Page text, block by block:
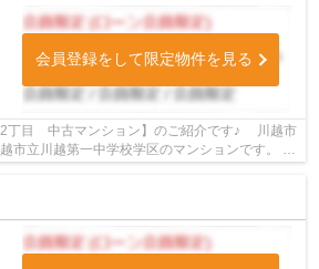
会員登録をして限定物件を見る
2丁目 中古マンション】のご紹介です♪ 川越市
市立川越第一中学校学区のマンションです。 西